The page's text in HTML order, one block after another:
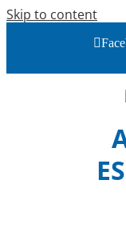
Skip to content